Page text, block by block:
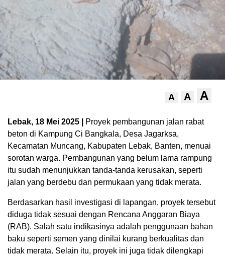
A A A
Lebak, 18 Mei 2025 |
Proyek pembangunan jalan rabat
beton di Kampung Ci Bangkala, Desa Jagarksa,
Kecamatan Muncang, Kabupaten Lebak, Banten, menuai
sorotan warga. Pembangunan yang belum lama rampung
itu sudah menunjukkan tanda-tanda kerusakan, seperti
jalan yang berdebu dan permukaan yang tidak merata.
Berdasarkan hasil investigasi di lapangan, proyek tersebut
diduga tidak sesuai dengan Rencana Anggaran Biaya
(RAB). Salah satu indikasinya adalah penggunaan bahan
baku seperti semen yang dinilai kurang berkualitas dan
tidak merata. Selain itu, proyek ini juga tidak dilengkapi